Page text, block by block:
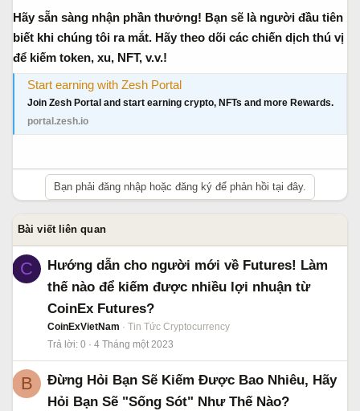
Hãy sẵn sàng nhận phần thưởng! Bạn sẽ là người đầu tiên
biết khi chúng tôi ra mắt. Hãy theo dõi các chiến dịch thú vị
để kiếm token, xu, NFT, v.v.!
Start earning with Zesh Portal
Join Zesh Portal and start earning crypto, NFTs and more Rewards.
portal.zesh.io
Bạn phải đăng nhập hoặc đăng ký để phản hồi tại đây.
Bài viết liên quan
C
Hướng dẫn cho người mới về Futures! Làm
thế nào để kiếm được nhiều lợi nhuận từ
CoinEx Futures?
CoinExVietNam
Tin Tức Cryptocurrency
Trả lời 0 4 Tháng một 2023
B
Đừng Hỏi Bạn Sẽ Kiếm Được Bao Nhiêu, Hãy
Hỏi Bạn Sẽ "Sống Sót" Như Thế Nào?